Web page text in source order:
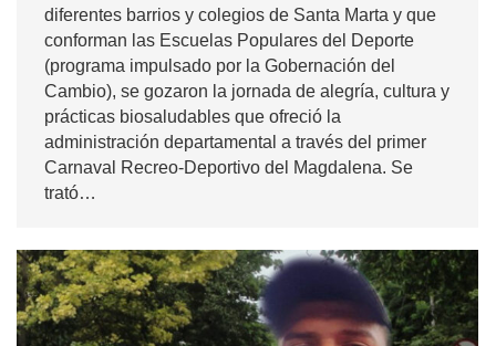
diferentes barrios y colegios de Santa Marta y que
conforman las Escuelas Populares del Deporte
(programa impulsado por la Gobernación del
Cambio), se gozaron la jornada de alegría, cultura y
prácticas biosaludables que ofreció la
administración departamental a través del primer
Carnaval Recreo-Deportivo del Magdalena. Se
trató…